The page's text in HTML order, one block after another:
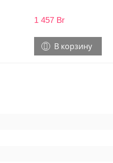
1 457 Br
В корзину